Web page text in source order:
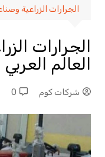
الجرارات الزراعية
الجرارات
العالم العربي
شركات كوم 0